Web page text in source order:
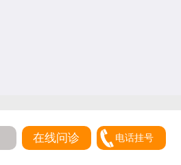
在线问诊 电话挂号